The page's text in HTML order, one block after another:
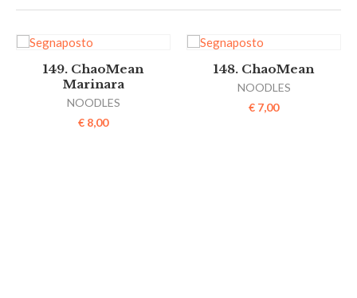
149. ChaoMean
Marinara
NOODLES
€ 8,00
148. ChaoMean
NOODLES
€ 7,00